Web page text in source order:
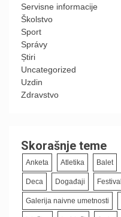
Servisne informacije
Školstvo
Sport
Správy
Știri
Uncategorized
Uzdin
Zdravstvo
Skorašnje teme
Anketa Atletika Balet
Deca Događaji Festival
Galerija naivne umetnosti